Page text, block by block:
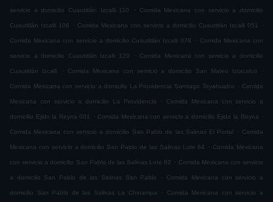
servicio a domicilio Cuautitlán Izcalli 110 . Comida Mexicana con servicio a domicilio
Cuautitlán Izcalli 108 . Comida Mexicana con servicio a domicilio Cuautitlán Izcalli 051 .
Comida Mexicana con servicio a domicilio Cuautitlán Izcalli 078 . Comida Mexicana con
servicio a domicilio Cuautitlán Izcalli 120 . Comida Mexicana con servicio a domicilio
Cuautitlán Izcalli . Comida Mexicana con servicio a domicilio San Mateo Iztacalco .
Comida Mexicana con servicio a domicilio La Providencia Santiago Teyahualco . Comida
Mexicana con servicio a domicilio La Providencia . Comida Mexicana con servicio a
domicilio Ejido la Reyna 001 . Comida Mexicana con servicio a domicilio Ejido la Reyna .
Comida Mexicana con servicio a domicilio San Pablo de las Salinas El Portal . Comida
Mexicana con servicio a domicilio San Pablo de las Salinas Lote 64 . Comida Mexicana
con servicio a domicilio San Pablo de las Salinas Lote 82 . Comida Mexicana con servicio
a domicilio San Pablo de las Salinas San Pablo . Comida Mexicana con servicio a
domicilio San Pablo de las Salinas La Chinampa . Comida Mexicana con servicio a